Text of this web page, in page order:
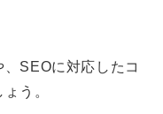
SEOに対応したコ
う。